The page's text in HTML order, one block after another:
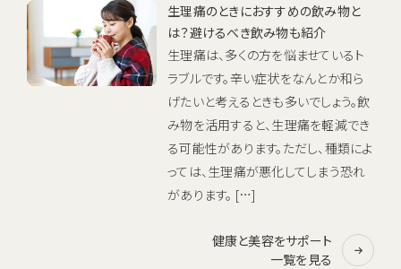
生理痛のときにおすすめの飲み物と
は？避けるべき飲み物も紹介
生理痛は、多くの方を悩ませているト
ラブルです。辛い症状をなんとか和ら
げたいと考えるときも多いでしょう。飲
み物を活用すると、生理痛を軽減でき
る可能性があります。ただし、種類によ
っては、生理痛が悪化してしまう恐れ
があります。 […]
健康と美容をサポート
一覧を見る